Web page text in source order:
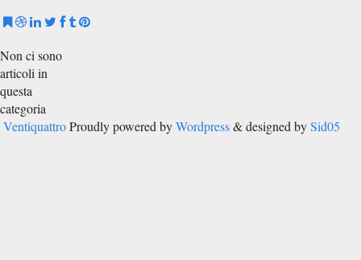
Non ci sono
articoli in
questa
categoria
Ventiquattro Proudly powered byWordpress& designed bySid05